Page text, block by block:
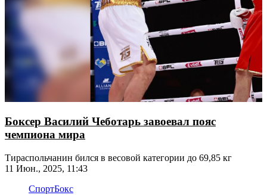
Боксер Василий Чеботарь завоевал пояс
чемпиона мира
Тираспольчанин бился в весовой категории до 69,85 кг
11 Июн., 2025, 11:43
СпортБокс